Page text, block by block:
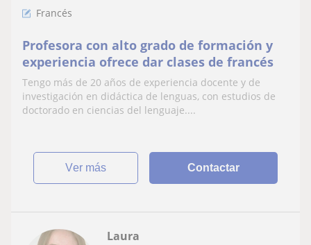
Francés
Profesora con alto grado de formación y
experiencia ofrece dar clases de francés
Tengo más de 20 años de experiencia docente y de
investigación en didáctica de lenguas, con estudios de
doctorado en ciencias del lenguaje....
ver más Contactar
Laura